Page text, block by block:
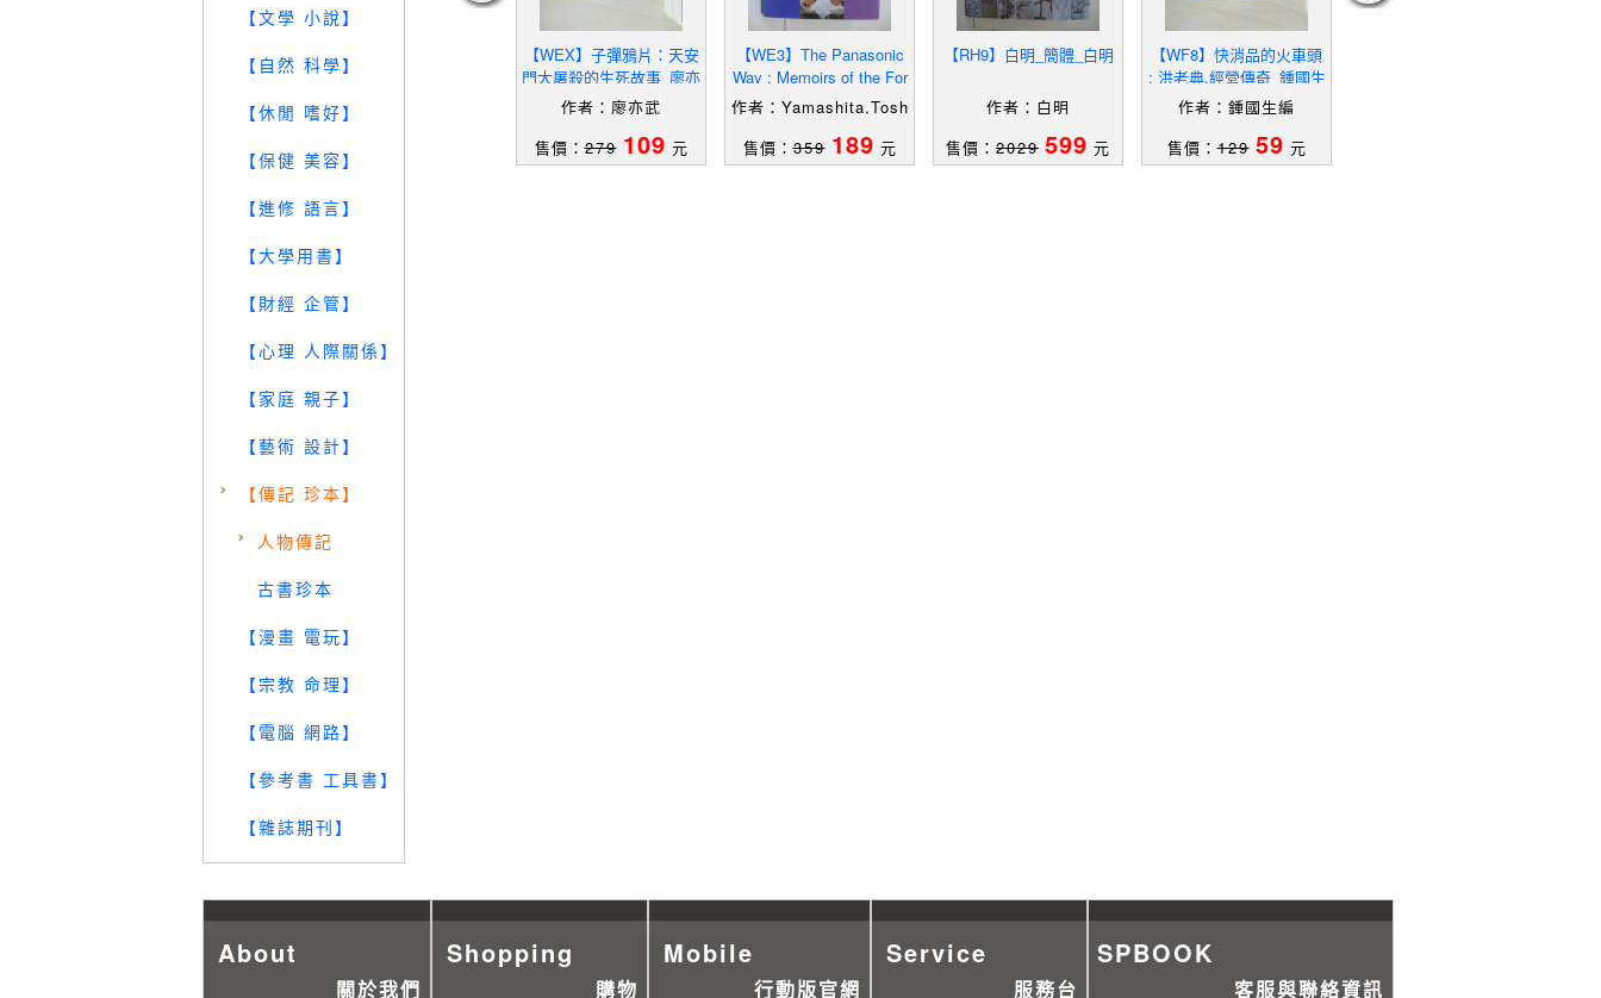
【文學 小說】
【自然 科學】
【休閒 嗜好】
【保健 美容】
【進修 語言】
【大學用書】
【財經 企管】
【心理 人際關係】
【家庭 親子】
【藝術 設計】
【傳記 珍本】
人物傳記
古書珍本
【漫畫 電玩】
【宗教 命理】
【電腦 網路】
【參考書 工具書】
【雜誌期刊】
【ZUB】亞洲網壇球王:盧
彥勳的堅持_盧彥勳
【ZT2】悲情曹雪芹_簡體
【WEX】子彈鴉片：天安
門大屠殺的生死故事_廖亦
武
作者：廖亦武
售價：279 109 元
【WE3】The Panasonic
Way : Memoirs of the For
mer President [Hardcove
作者：Yamashita,Tosh
售價：359 189 元
【RH9】白明_簡體_白明
作者：白明
售價： 2029 599 元
【WF8】快消品的火車頭
: 洪老典.經營傳奇_鍾國生
編
作者：鍾國生編
售價：129 59 元
About
關於我們
Shopping
購物
Mobile
行動版官網
Service
服務台
SPBOOK
客服與聯絡資訊